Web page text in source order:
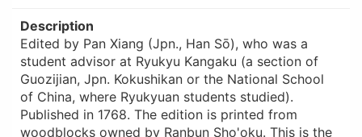
Description
Edited by Pan Xiang (Jpn., Han Sō), who was a
student advisor at Ryukyu Kangaku (a section of
Guozijian, Jpn. Kokushikan or the National School
of China, where Ryukyuan students studied).
Published in 1768. The edition is printed from
woodblocks owned by Ranbun Sho'oku. This is the